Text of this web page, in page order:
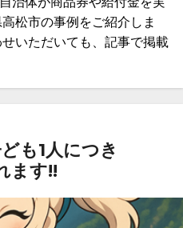
松市の事例をご紹介しま
いただいても、記事で掲載
も1人につき
ます!!